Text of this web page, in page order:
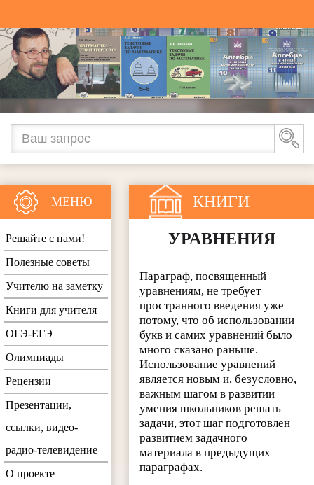
КНИГИ
УРАВНЕНИЯ
Параграф, посвященный
уравнениям, не требует
пространного введения уже
потому, что об использовании
букв и самих уравнений было
много сказано раньше.
Использование уравнений
является новым и, безусловно,
важным шагом в развитии
умения школьников решать
задачи, этот шаг подготовлен
развитием задачного
материала в предыдущих
параграфах.
МЕНЮ
Решайте с нами!
Полезные советы
Учителю на заметку
Книги для учителя
ОГЭ-ЕГЭ
Олимпиады
Рецензии
Презентации,
ссылки, видео-
радио-телевидение
О проекте